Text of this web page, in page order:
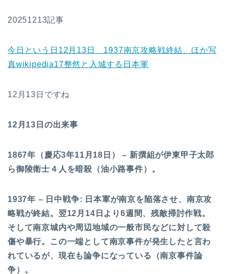
20251213記事
今日という日12月13日 1937南京攻略戦終結、ほか写
真wikipedia17整然と入城する日本軍
12月13日ですね
12月13日の出来事
1867年（慶応3年11月18日） – 新撰組が伊東甲子太郎
ら御陵衛士４人を暗殺（油小路事件）。
1937年 – 日中戦争: 日本軍が南京を陥落させ、南京攻
略戦が終結。翌12月14日より6週間、残敵掃討作戦。
そして南京城内や周辺地域の一般市民などに対して殺
傷や暴行。この一端として南京事件が発生したと言わ
れているが、現在も論争になっている（南京事件論
争）。